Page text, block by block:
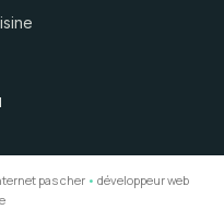
pas cher • développeur web